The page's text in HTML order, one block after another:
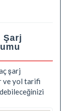
Şarj
şarj
ve yol tarifi